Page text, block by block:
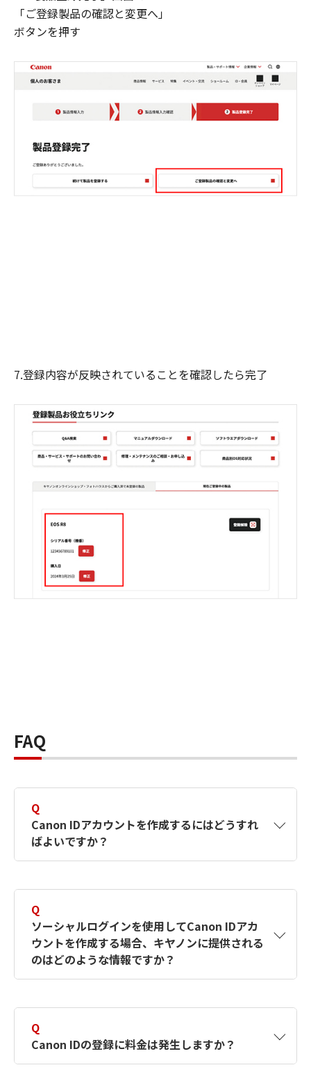
「ご登録製品の確認と変更へ」
ボタンを押す
7.登録内容が反映されていることを確認したら完了
FAQ
Q
Canon IDアカウントを作成するにはどうすれ
ばよいですか？
す。詳しい作成方法は【カメラ】Canon IDとは
何ですか？Canon IDの作成方法は？をご確認く
ださい。
Q
ソーシャルログインを使用してCanon IDアカ
ウントを作成する場合、キヤノンに提供される
のはどのような情報ですか？
択したサービスから取得します。アカウントを
簡単に作成できるように、この情報を使用して
Canon IDの登録フォームを入力します。
Q
Canon IDの登録に料金は発生しますか？